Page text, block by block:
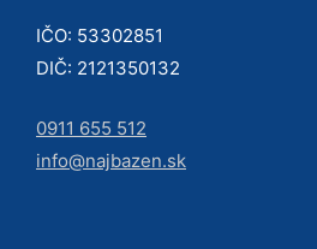
IČO: 53302851
DIČ: 2121350132
0911 655 512
info@najbazen.sk